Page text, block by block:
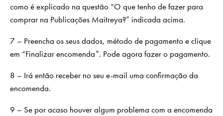
como é explicado na questão “O que tenho de fazer para
comprar na Publicações Maitreya?” indicada acima.
7 – Preencha os seus dados, método de pagamento e clique
em “Finalizar encomenda”. Pode agora fazer o pagamento.
8 – Irá então receber no seu e-mail uma confirmação da
encomenda.
9 – Se por acaso houver algum problema com a encomenda